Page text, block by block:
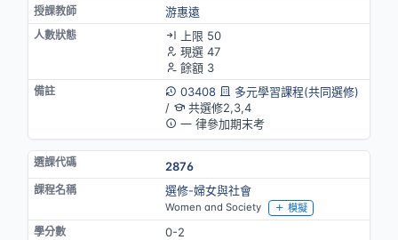
游惠遠
上限 50
現選 47
餘額 3
03408
多元學習課程(共同選修)
/
共選修2,3,4
一 律參加期末考
2876
選修-婦女與社會
Women and Society 模擬
0-2